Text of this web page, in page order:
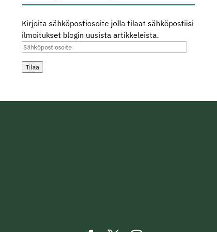
Kirjoita sähköpostiosoite jolla tilaat sähköpostiisi
ilmoitukset blogin uusista artikkeleista.
Sähköpostiosoite
Tilaa